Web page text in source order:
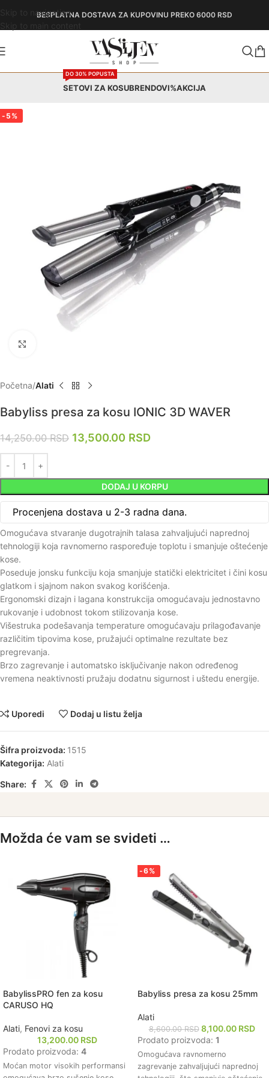
Skip to navigationBESPLATNA DOSTAVA ZA KUPOVINU PREKO 6000 RSD
SETOVI ZA KOSU
DO 30% POPUSTA
BRENDOVI%AKCIJA
-5%
Početna Alati
Babyliss presa za kosu IONIC 3D WAVER
14,250.00RSD 13,500.00 RSD
DODAJ U KORPU
Procenjena dostava u 2-3 radna dana.
Omogućava stvaranje dugotrajnih talasa zahvaljujući naprednoj
tehnologiji koja ravnomerno raspoređuje toplotu i smanjuje oštećenje
kose.
Poseduje jonsku funkciju koja smanjuje statički elektricitet i čini kosu
glatkom i sjajnom nakon svakog korišćenja.
Ergonomski dizajn i lagana konstrukcija omogućavaju jednostavno
rukovanje i udobnost tokom stilizovanja kose.
Višestruka podešavanja temperature omogućavaju prilagođavanje
različitim tipovima kose, pružajući optimalne rezultate bez
pregrevanja.
Brzo zagrevanje i automatsko isključivanje nakon određenog
vremena neaktivnosti pružaju dodatnu sigurnost i uštedu energije.
Uporedi Dodaj u listu želja
Šifra proizvoda: 1515
Kategorija: Alati
Share:
Možda će vam se svideti …
BabylissPRO fen za kosu
CARUSO HQ
Alati, Fenovi za kosu
13,200.00 RSD
Prodato proizvoda: 4
Moćan motor visokih performansi
-6%
Babyliss presa za kosu 25mm
Alati
8,600.00RSD 8,100.00 RSD
Prodato proizvoda: 1
Omogućava ravnomerno
zagrevanje zahvaljujući naprednoj